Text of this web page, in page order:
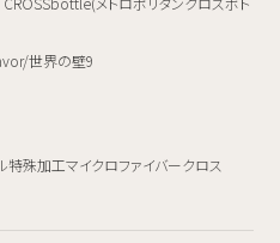
世界の壁9
特殊加工マイクロファイバークロス